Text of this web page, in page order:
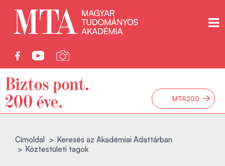
MTA200 →
Címoldal
Keresés az Akadémiai Adattárban
Köztestületi tagok